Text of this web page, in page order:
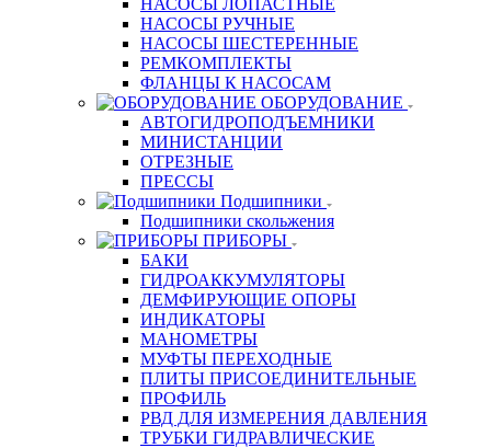
НАСОСЫ РУЧНЫЕ
НАСОСЫ ШЕСТЕРЕННЫЕ
РЕМКОМПЛЕКТЫ
ФЛАНЦЫ К НАСОСАМ
ОБОРУДОВАНИЕ
АВТОГИДРОПОДЪЕМНИКИ
МИНИСТАНЦИИ
ОТРЕЗНЫЕ
ПРЕССЫ
Подшипники
Подшипники скольжения
ПРИБОРЫ
БАКИ
ГИДРОАККУМУЛЯТОРЫ
ДЕМФИРУЮЩИЕ ОПОРЫ
ИНДИКАТОРЫ
МАНОМЕТРЫ
МУФТЫ ПЕРЕХОДНЫЕ
ПЛИТЫ ПРИСОЕДИНИТЕЛЬНЫЕ
ПРОФИЛЬ
РВД ДЛЯ ИЗМЕРЕНИЯ ДАВЛЕНИЯ
ТРУБКИ ГИДРАВЛИЧЕСКИЕ